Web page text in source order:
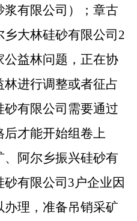
有限公司）；章古
大林硅砂有限公司2
公益林问题，正在协
进行调整或者征占
有限公司需要通过
才能开始组卷上
阿尔乡振兴硅砂有
有限公司3户企业因
理，准备吊销采矿